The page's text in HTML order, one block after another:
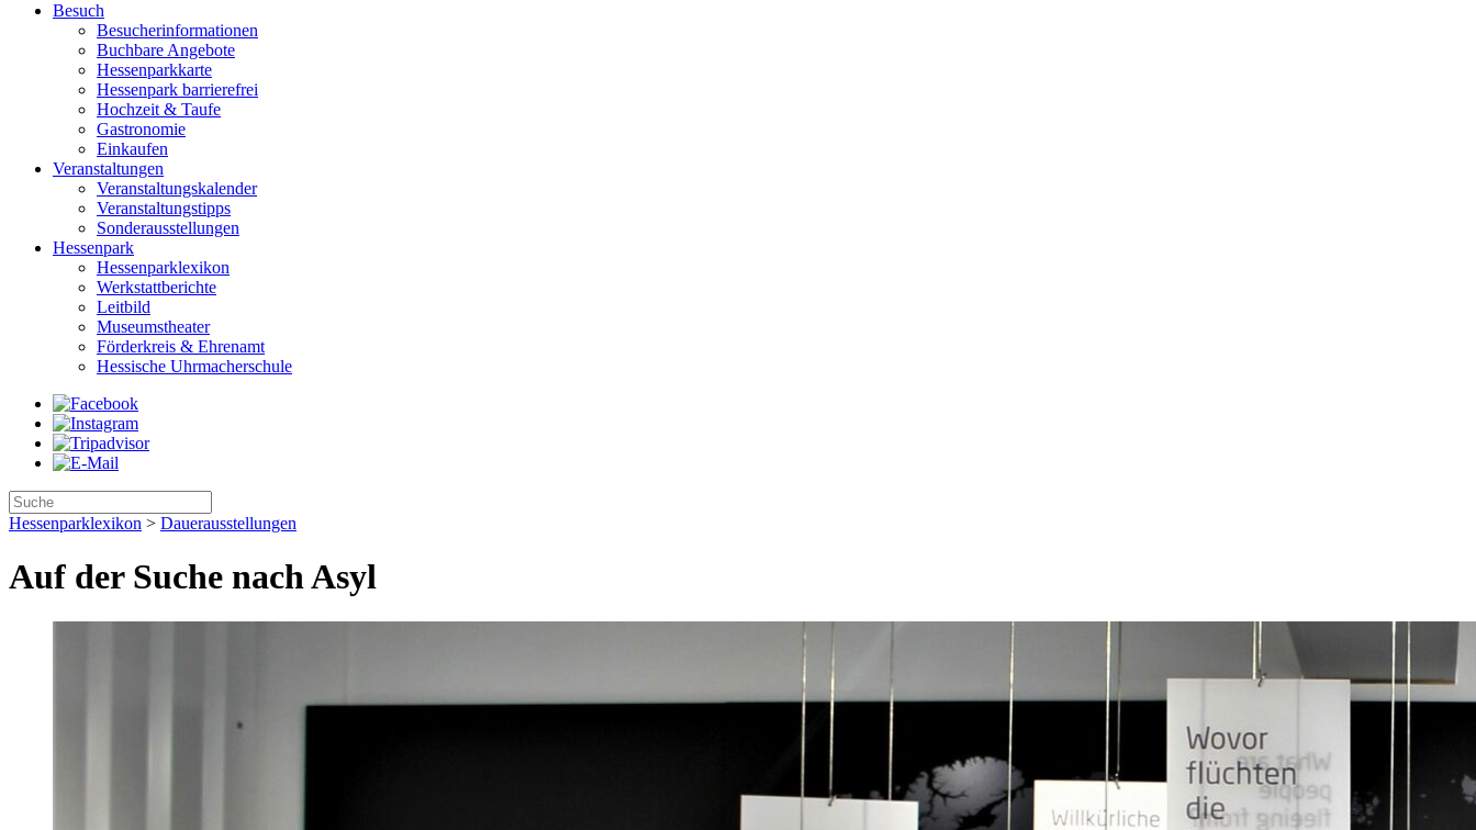
Besuch
Besucherinformationen
Buchbare Angebote
Hessenparkkarte
Hessenpark barrierefrei
Hochzeit & Taufe
Gastronomie
Einkaufen
Veranstaltungen
Veranstaltungskalender
Veranstaltungstipps
Sonderausstellungen
Hessenpark
Hessenparklexikon
Werkstattberichte
Leitbild
Museumstheater
Förderkreis & Ehrenamt
Hessische Uhrmacherschule
Hessenparklexikon > Dauerausstellungen
Auf der Suche nach Asyl